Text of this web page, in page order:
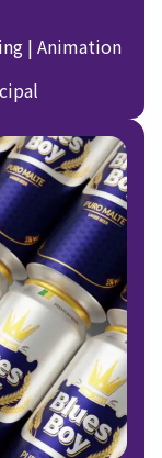
| Animation